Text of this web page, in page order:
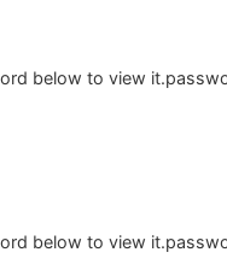
below to view
below to view